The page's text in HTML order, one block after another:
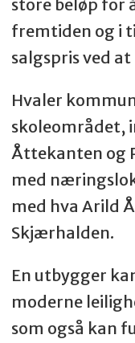
store beløp for
fremtiden og i
salgspris ved
Hvaler
skoleområdet,
Åttekanten og
med
med hva Arild
Skjærhalden.
En utbygger
moderne
som også kan